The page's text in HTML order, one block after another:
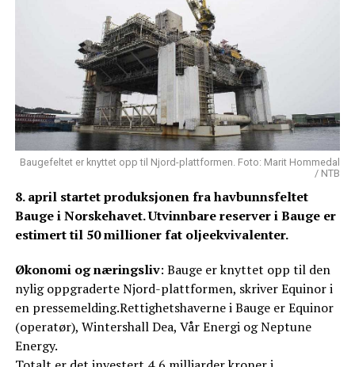
Baugefeltet er knyttet opp til Njord-plattformen. Foto: Marit Hommedal
/ NTB
8. april startet produksjonen fra havbunnsfeltet
Bauge i Norskehavet. Utvinnbare reserver i Bauge er
estimert til 50 millioner fat oljeekvivalenter.
Økonomi og næringsliv: Bauge er knyttet opp til den
nylig oppgraderte Njord-plattformen, skriver Equinor i
en pressemelding.Rettighetshaverne i Bauge er Equinor
(operatør), Wintershall Dea, Vår Energi og Neptune
Energy.